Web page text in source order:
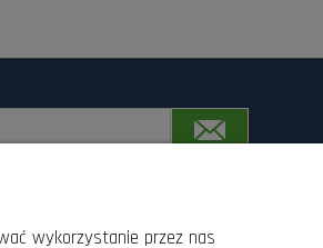
Słowackiego 157 srodkami
wykorzystanie przez nas